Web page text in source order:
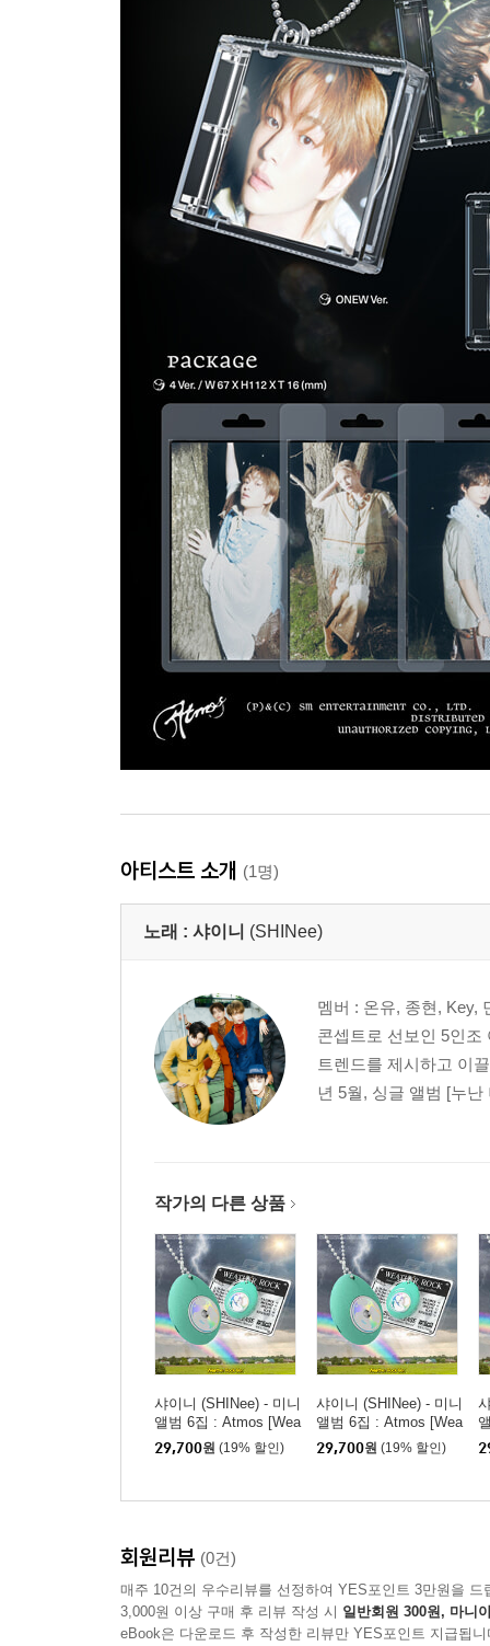
아티스트 소개 (1명)
노래 : 샤이니 (SHINee)
멤버 : 온유, 종현, Key,
콘셉트로 선보인 5인조
트렌드를 제시하고 이
년 5월, 싱글 앨범 [누
작가의 다른 상품
샤이니 (SHINee) - 미니
앨범 6집 : Atmos [Wea
ther Rock Ver.](스마트
앨범) [TAEMIN ver.]
29,700원 (19% 할인)
샤이니 (SHINee) - 미니
앨범 6집 : Atmos [Wea
ther Rock Ver.](스마트
앨범) [MINHO ver.]
29,700원 (19% 할인)
회원리뷰 (0건)
매주 10건의 우수리뷰를 선정하여 YES포인트 3만원을 드
3,000원 이상 구매 후 리뷰 작성 시 일반회원 300원, 마니
eBook은 다운로드 후 작성한 리뷰만 YES포인트 지급됩니